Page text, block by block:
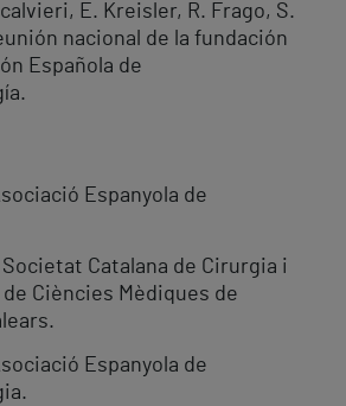
E. Kreisler, R. Frago, S.
nacional de la fundación
Española de
Espanyola de
Societat Catalana de Cirurgia i
de Ciències Mèdiques de
Espanyola de